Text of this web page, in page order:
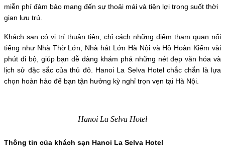
miễn phí đảm bảo mang đến sự thoải mái và tiện lợi trong suốt thời
gian lưu trú.
Khách sạn có vị trí thuận tiện, chỉ cách những điểm tham quan nổi
tiếng như Nhà Thờ Lớn, Nhà hát Lớn Hà Nội và Hồ Hoàn Kiếm vài
phút đi bộ, giúp bạn dễ dàng khám phá những nét đẹp văn hóa và
lịch sử đặc sắc của thủ đô. Hanoi La Selva Hotel chắc chắn là lựa
chọn hoàn hảo để bạn tận hưởng kỳ nghỉ trọn vẹn tại Hà Nội.
Hanoi La Selva Hotel
Thông tin của khách sạn Hanoi La Selva Hotel